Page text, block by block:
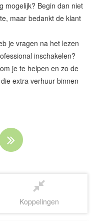
mogelijk? Begin dan niet
maar bedankt de klant
je vragen na het lezen
inschakelen?
je te helpen en zo de
extra verhuur binnen
Koppelingen